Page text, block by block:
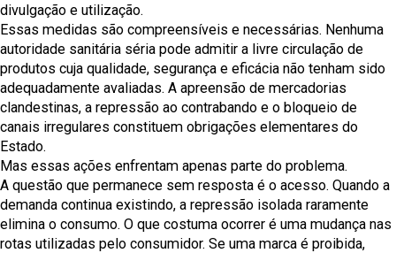
divulgação e utilização.
Essas medidas são compreensíveis e necessárias. Nenhuma
autoridade sanitária séria pode admitir a livre circulação de
produtos cuja qualidade, segurança e eficácia não tenham sido
adequadamente avaliadas. A apreensão de mercadorias
clandestinas, a repressão ao contrabando e o bloqueio de
canais irregulares constituem obrigações elementares do
Estado.
Mas essas ações enfrentam apenas parte do problema.
A questão que permanece sem resposta é o acesso. Quando a
demanda continua existindo, a repressão isolada raramente
elimina o consumo. O que costuma ocorrer é uma mudança nas
rotas utilizadas pelo consumidor. Se uma marca é proibida,